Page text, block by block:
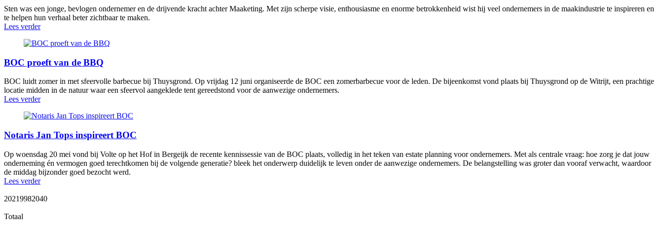
Sten was een jonge, bevlogen ondernemer en de drijvende kracht achter Maaketing. Met zijn scherpe visie, enthousiasme en enorme betrokkenheid wist hij veel ondernemers in de maakindustrie te inspireren en
te helpen hun verhaal beter zichtbaar te maken.
Lees verder
BOC proeft van de BBQ
BOC luidt zomer in met sfeervolle barbecue bij Thuysgrond. Op vrijdag 12 juni organiseerde de BOC een zomerbarbecue voor de leden. De bijeenkomst vond plaats bij Thuysgrond op de Witrijt, een prachtige
locatie midden in de natuur waar een sfeervol aangeklede tent gereedstond voor de aanwezige ondernemers.
Lees verder
Notaris Jan Tops inspireert BOC
Op woensdag 20 mei vond bij Volte op het Hof in Bergeijk de recente kennissessie van de BOC plaats, volledig in het teken van estate planning voor ondernemers. Met als centrale vraag: hoe zorg je dat jouw
onderneming én vermogen goed terechtkomen bij de volgende generatie? bleek het onderwerp duidelijk te leven onder de aanwezige ondernemers. De belangstelling was groter dan vooraf verwacht, waardoor
de middag bijzonder goed bezocht werd.
Lees verder
20219982040
Totaal